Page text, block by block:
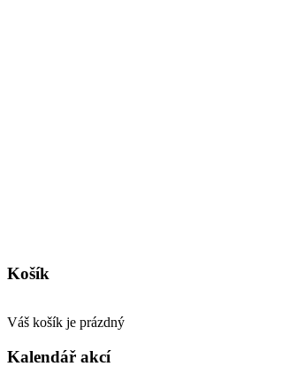
Košík
Váš košík je prázdný
Kalendář akcí